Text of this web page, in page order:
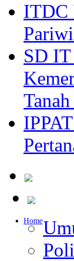
ITDC
SD
Home